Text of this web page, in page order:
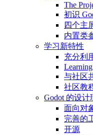
The
初识
四个主
内置类
学习新特性
充分利
与社区
社区教
Godot 的设计
面向对
完善的
开源